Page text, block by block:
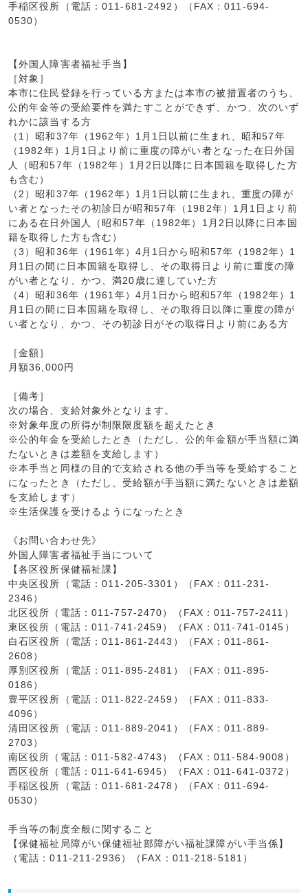
手稲区役所（電話：011-681-2492）（FAX：011-694-
0530）
【外国人障害者福祉手当】
［対象］
本市に住民登録を行っている方または本市の被措置者のうち、
公的年金等の受給要件を満たすことができず、かつ、次のいず
れかに該当する方
（1）昭和37年（1962年）1月1日以前に生まれ、昭和57年
（1982年）1月1日より前に重度の障がい者となった在日外国
人（昭和57年（1982年）1月2日以降に日本国籍を取得した方
も含む）
（2）昭和37年（1962年）1月1日以前に生まれ、重度の障が
い者となったその初診日が昭和57年（1982年）1月1日より前
にある在日外国人（昭和57年（1982年）1月2日以降に日本国
籍を取得した方も含む）
（3）昭和36年（1961年）4月1日から昭和57年（1982年）1
月1日の間に日本国籍を取得し、その取得日より前に重度の障
がい者となり、かつ、満20歳に達していた方
（4）昭和36年（1961年）4月1日から昭和57年（1982年）1
月1日の間に日本国籍を取得し、その取得日以降に重度の障が
い者となり、かつ、その初診日がその取得日より前にある方
［金額］
月額36,000円
［備考］
次の場合、支給対象外となります。
※対象年度の所得が制限限度額を超えたとき
※公的年金を受給したとき（ただし、公的年金額が手当額に満
たないときは差額を支給します）
※本手当と同様の目的で支給される他の手当等を受給すること
になったとき（ただし、受給額が手当額に満たないときは差額
を支給します）
※生活保護を受けるようになったとき
《お問い合わせ先》
外国人障害者福祉手当について
【各区役所保健福祉課】
中央区役所（電話：011-205-3301）（FAX：011-231-
2346）
北区役所（電話：011-757-2470）（FAX：011-757-2411）
東区役所（電話：011-741-2459）（FAX：011-741-0145）
白石区役所（電話：011-861-2443）（FAX：011-861-
2608）
厚別区役所（電話：011-895-2481）（FAX：011-895-
0186）
豊平区役所（電話：011-822-2459）（FAX：011-833-
4096）
清田区役所（電話：011-889-2041）（FAX：011-889-
2703）
南区役所（電話：011-582-4743）（FAX：011-584-9008）
西区役所（電話：011-641-6945）（FAX：011-641-0372）
手稲区役所（電話：011-681-2478）（FAX：011-694-
0530）
手当等の制度全般に関すること
【保健福祉局障がい保健福祉部障がい福祉課障がい手当係】
（電話：011-211-2936）（FAX：011-218-5181）